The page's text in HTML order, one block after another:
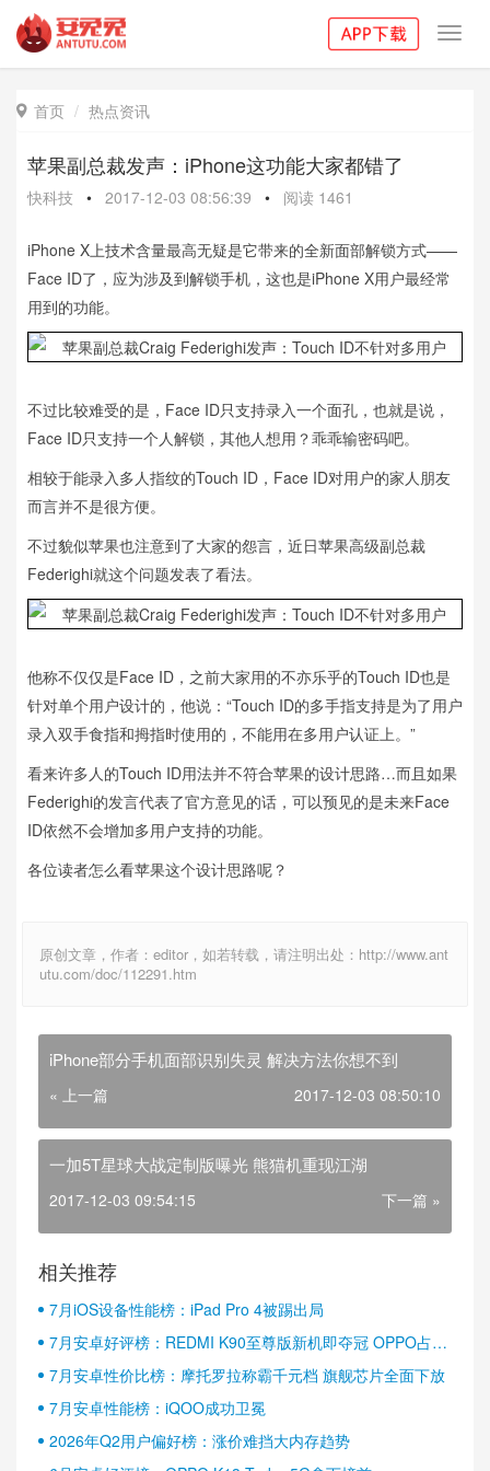
 首页 热点资讯
苹果副总裁发声：iPhone这功能大家都错了
快科技 • 2017-12-03 08:56:39 • 阅读 1461
iPhone X上技术含量最高无疑是它带来的全新面部解锁方式——
Face ID了，应为涉及到解锁手机，这也是iPhone X用户最经常
用到的功能。
不过比较难受的是，Face ID只支持录入一个面孔，也就是说，
Face ID只支持一个人解锁，其他人想用？乖乖输密码吧。
相较于能录入多人指纹的Touch ID，Face ID对用户的家人朋友
而言并不是很方便。
不过貌似苹果也注意到了大家的怨言，近日苹果高级副总裁
Federighi就这个问题发表了看法。
他称不仅仅是Face ID，之前大家用的不亦乐乎的Touch ID也是
针对单个用户设计的，他说：“Touch ID的多手指支持是为了用户
录入双手食指和拇指时使用的，不能用在多用户认证上。”
看来许多人的Touch ID用法并不符合苹果的设计思路…而且如果
Federighi的发言代表了官方意见的话，可以预见的是未来Face
ID依然不会增加多用户支持的功能。
各位读者怎么看苹果这个设计思路呢？
原创文章，作者：editor，如若转载，请注明出处：http://www.ant
utu.com/doc/112291.htm
iPhone部分手机面部识别失灵 解决方法你想不到
« 上一篇 2017-12-03 08:50:10
一加5T星球大战定制版曝光 熊猫机重现江湖
2017-12-03 09:54:15 下一篇 »
相关推荐
7月iOS设备性能榜：iPad Pro 4被踢出局
7月安卓好评榜：REDMI K90至尊版新机即夺冠 OPPO占据
半壁江山
7月安卓性价比榜：摩托罗拉称霸千元档 旗舰芯片全面下放
7月安卓性能榜：iQOO成功卫冕
2026年Q2用户偏好榜：涨价难挡大内存趋势